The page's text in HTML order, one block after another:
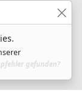
gefunden?